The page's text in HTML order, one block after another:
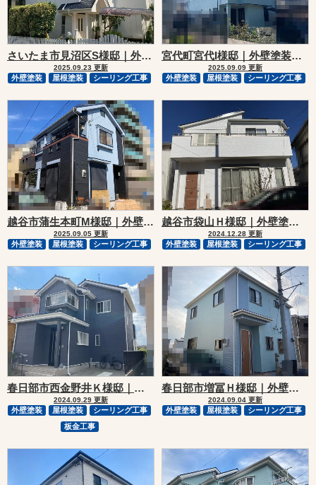
さいたま市見沼区S様邸｜外壁塗装・屋根塗装リフォーム
2025.09.23 更新
外壁塗装 屋根塗装 シーリング工事
宮代町宮代I様邸｜外壁塗装・屋根塗装リフォーム
2025.09.09 更新
外壁塗装 屋根塗装 シーリング工事
越谷市蒲生本町M様邸｜外壁塗装・屋根塗装リフォーム
2025.09.05 更新
外壁塗装 屋根塗装 シーリング工事
越谷市袋山Ｈ様邸｜外壁塗装・屋根塗装リフォーム
2024.12.28 更新
外壁塗装 屋根塗装 シーリング工事
春日部市西金野井Ｋ様邸｜外壁塗装・屋根塗装リフォーム
2024.09.29 更新
外壁塗装 屋根塗装
シーリング工事
板金工事
春日部市増冨Ｈ様邸｜外壁塗装・屋根塗装リフォーム
2024.09.04 更新
外壁塗装 屋根塗装 シーリング工事